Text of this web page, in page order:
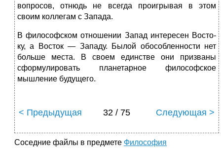
вопросов, отнюдь не всегда проигры­вая в этом
своим коллегам с Запада.
В философском отношении Запад интересен Восто­
ку, а Восток — Западу. Былой обособленности нет
боль­ше места. В своем единстве они призваны
сформулиро­вать планетарное философское
мышление будущего.
< Предыдущая 32 / 75 Следующая >
Соседние файлы в предмете Философия